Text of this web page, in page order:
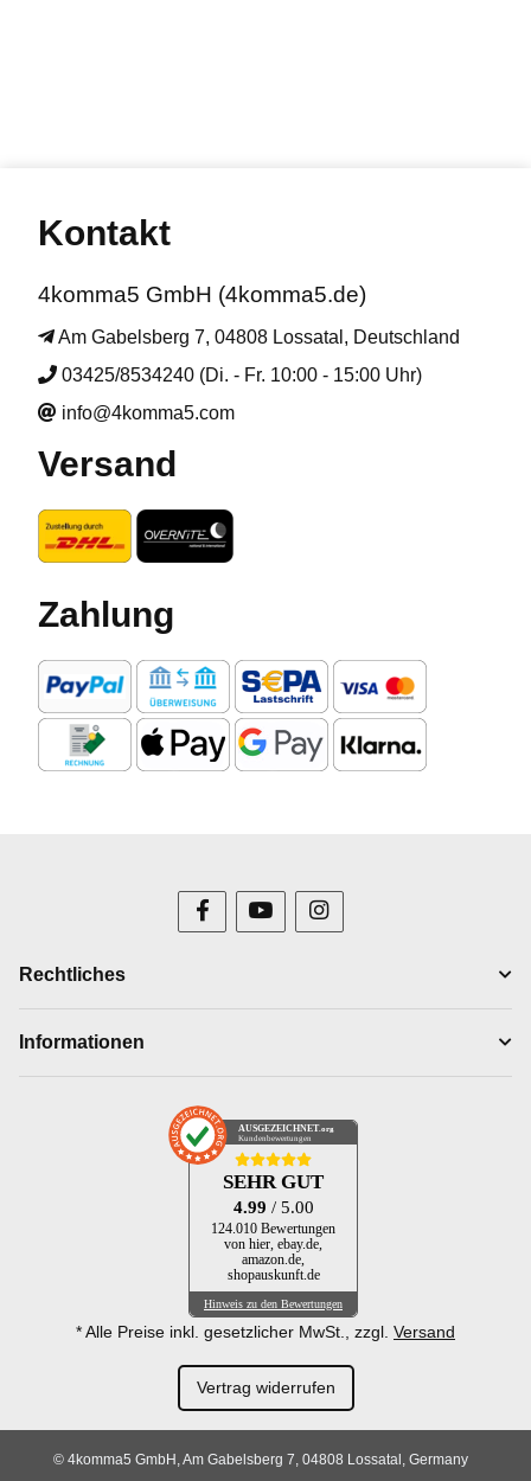
Kontakt
4komma5 GmbH (4komma5.de)
Am Gabelsberg 7, 04808 Lossatal, Deutschland
03425/8534240 (Di. - Fr. 10:00 - 15:00 Uhr)
info@4komma5.com
Versand
Zahlung
Rechtliches
Informationen
AUSGEZEICHNET .org
Kundenbewertungen
SEHR GUT
4.99 / 5.00
124.010 Bewertungen
von hier, ebay.de,
amazon.de,
shopauskunft.de
Hinweis zu den Bewertungen
* Alle Preise inkl. gesetzlicher MwSt., zzgl. Versand
Vertrag widerrufen
© 4komma5 GmbH, Am Gabelsberg 7, 04808 Lossatal, Germany